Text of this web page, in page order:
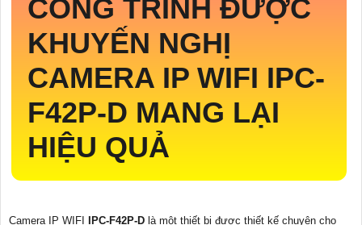
CÔNG TRÌNH ĐƯỢC
KHUYẾN NGHỊ
CAMERA IP WIFI IPC-
F42P-D MANG LẠI
HIỆU QUẢ
Camera IP WIFI IPC-F42P-D là một thiết bị được thiết kế chuyên cho